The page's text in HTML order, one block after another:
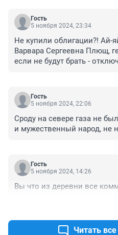
Гость
5 ноября 2024, 23:34
Не купили облигации?! Ай-
Варвара Сергеевна Плющ,
если не будут брать -
Гость
5 ноября 2024, 22:06
Сроду на севере газа не
и мужественный народ, не
Гость
5 ноября 2024, 14:26
Вы что из деревни все
Читать